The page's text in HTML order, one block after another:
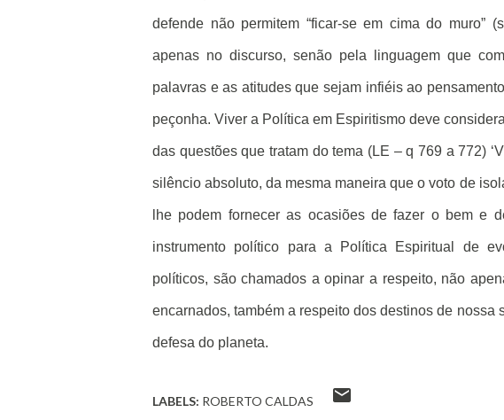
defende não permitem “ficar-se em cima do muro”
apenas no discurso, senão pela linguagem que
palavras e as atitudes que sejam infiéis ao
peçonha. Viver a Política em Espiritismo deve
das questões que tratam do tema (LE – q 769 a 772)
silêncio absoluto, da mesma maneira que o voto de
lhe podem fornecer as ocasiões de fazer o bem e
instrumento político para a Política Espiritual de
políticos, são chamados a opinar a respeito, não
encarnados, também a respeito dos destinos de
defesa do planeta.
LABELS: ROBERTO CALDAS